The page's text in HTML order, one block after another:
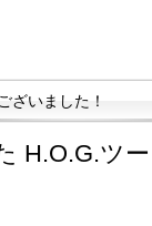
ざいました！
H.O.G.ツ